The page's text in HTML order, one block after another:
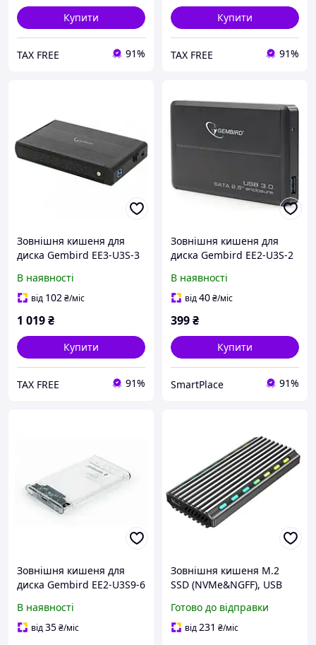
Купити
TAX FREE 91%
Купити
TAX FREE 91%
Зовнішня кишеня для
диска Gembird EE3-U3S-3
В наявності
від 102₴/міс
1 019₴
Купити
TAX FREE 91%
Зовнішня кишеня для
диска Gembird EE2-U3S-2
В наявності
від40₴/міс
399₴
Купити
SmartPlace 91%
Зовнішня кишеня для
диска Gembird EE2-U3S9-6
В наявності
від35₴/міс
Зовнішня кишеня M.2
SSD (NVMe&NGFF), USB
EE2280-U3C-03 MegaLavka
Готово до відправки
від231 ₴/міс